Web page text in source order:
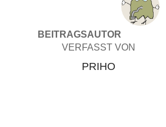
BEITRAGSAUTOR
VERFASST VON
PRIHO